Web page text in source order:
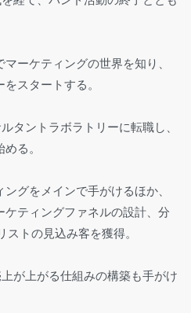
ーケティングの世界を知り、
スタートする。
タントラボラトリーに転職し、
る。
グをメインで手がけるほか、
ティングファネルの設計、分
トの見込み客を獲得。
が上がる仕組みの構築も手がけ